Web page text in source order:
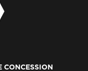
CONCESSION